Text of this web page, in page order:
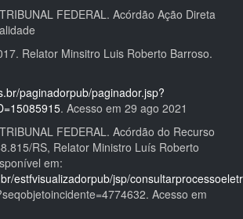
FEDERAL. Acórdão Ação Direta
Relator Minsitro Luis Roberto Barroso.
paginadorpub/paginador.jsp?
. Acesso em 29 ago 2021
FEDERAL. Acórdão do Recurso
RS, Relator Ministro Luís Roberto
em:
estfvisualizadorpub/jsp/
Acesso em